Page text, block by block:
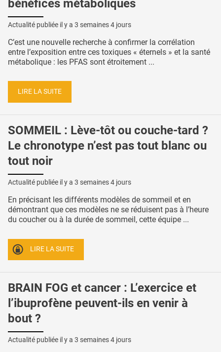
bénéfices métaboliques
Actualité publiée il y a 3 semaines 4 jours
C’est une nouvelle recherche à confirmer la corrélation
entre l’exposition entre ces toxiques « éternels » et la santé
métabolique : les PFAS sont étroitement ...
LIRE LA SUITE
SOMMEIL : Lève-tôt ou couche-tard ?
Le chronotype n’est pas tout blanc ou
tout noir
Actualité publiée il y a 3 semaines 4 jours
En précisant les différents modèles de sommeil et en
démontrant que ces modèles ne se réduisent pas à l’heure
du coucher ou à la durée de sommeil, cette équipe ...
LIRE LA SUITE
BRAIN FOG et cancer : L’exercice et
l’ibuprofène peuvent-ils en venir à
bout ?
Actualité publiée il y a 3 semaines 4 jours